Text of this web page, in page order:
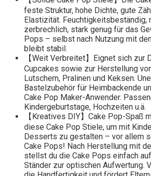
feste Struktur, hohe Dichte, gute
Elastizität. Feuchtigkeitsbeständig,
zerbrechlich, stark genug für das
Pops – selbst nach Nutzung mit
bleibt stabil.
【Weit Verbreitet】Eignet sich zur
Cupcakes sowie zur Herstellung
Lutschern, Pralinen und Keksen.
Bastelzubehör für Heimbackende
Cake Pop Maker-Anwender.
Kindergeburtstage, Hochzeiten u.ä.
【Kreatives DIY】Cake Pop-Spaß
diese Cake Pop Stiele, um mit
Desserts zu gestalten – vor allem
Cake Pops! Nach Herstellung mit
stellst du die Cake Pops einfach
Ständer zur optischen Aufwertung.